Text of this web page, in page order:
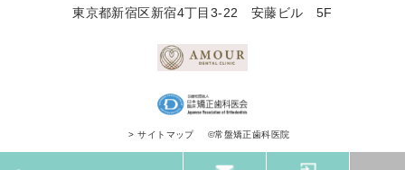
東京都新宿区新宿4丁目3-22 安藤ビル 5F
> サイトマップ ©常盤矯正歯科医院